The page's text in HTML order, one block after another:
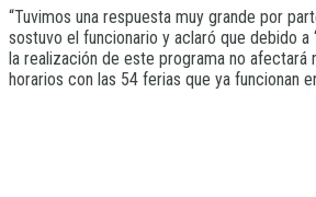
“Tuvimos una respuesta muy grande por
sostuvo el funcionario y aclaró que debido a
la realización de este programa no afectará
horarios con las 54 ferias que ya funcionan